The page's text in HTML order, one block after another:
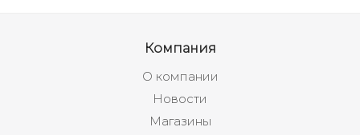
Компания
О компании
Новости
Магазины